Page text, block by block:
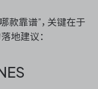
款靠谱”，关键在于
地建议：